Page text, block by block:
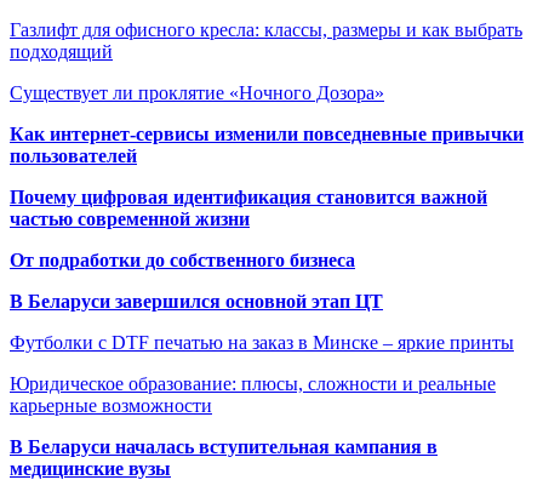
Газлифт для офисного кресла: классы, размеры и как выбрать
подходящий
Существует ли проклятие «Ночного Дозора»
Как интернет-сервисы изменили повседневные привычки
пользователей
Почему цифровая идентификация становится важной
частью современной жизни
От подработки до собственного бизнеса
В Беларуси завершился основной этап ЦТ
Футболки с DTF печатью на заказ в Минске – яркие принты
Юридическое образование: плюсы, сложности и реальные
карьерные возможности
В Беларуси началась вступительная кампания в
медицинские вузы